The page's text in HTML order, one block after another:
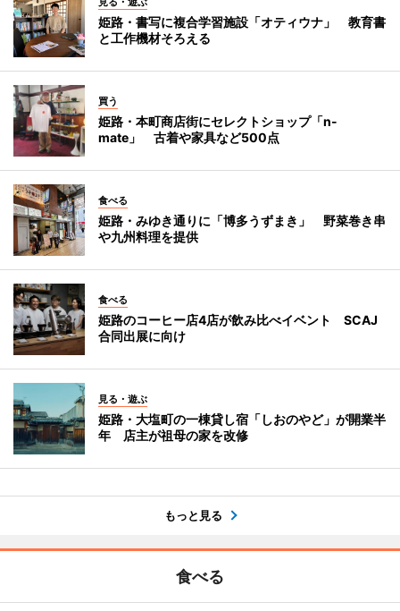
姫路・書写に複合学習施設「オティウナ」 教育書
と工作機材そろえる
買う
姫路・本町商店街にセレクトショップ「n-
mate」 古着や家具など500点
食べる
姫路・みゆき通りに「博多うずまき」 野菜巻き串
や九州料理を提供
食べる
姫路のコーヒー店4店が飲み比べイベント SCAJ
合同出展に向け
見る・遊ぶ
姫路・大塩町の一棟貸し宿「しおのやど」が開業半
年 店主が祖母の家を改修
もっと見る
食べる